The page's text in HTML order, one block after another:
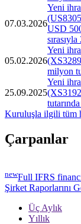
07.03.2026
Yeni
USD
05.02.2026
Yeni
milyon
25.09.2025
Yeni
Kuruluşla ilgili tüm
Çarpanlar
newFull IFRS
Şirket Raporlarını
Üç Aylık
Yıllık